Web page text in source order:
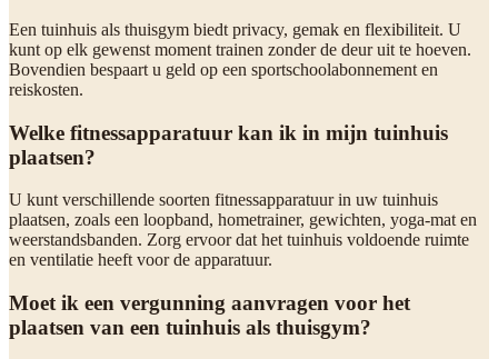
Een tuinhuis als thuisgym biedt privacy, gemak en flexibiliteit. U
kunt op elk gewenst moment trainen zonder de deur uit te hoeven.
Bovendien bespaart u geld op een sportschoolabonnement en
reiskosten.
Welke fitnessapparatuur kan ik in mijn tuinhuis
plaatsen?
U kunt verschillende soorten fitnessapparatuur in uw tuinhuis
plaatsen, zoals een loopband, hometrainer, gewichten, yoga-mat en
weerstandsbanden. Zorg ervoor dat het tuinhuis voldoende ruimte
en ventilatie heeft voor de apparatuur.
Moet ik een vergunning aanvragen voor het
plaatsen van een tuinhuis als thuisgym?